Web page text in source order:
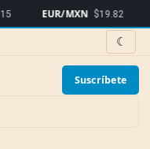
EUR/MXN $19.82
☾
Suscríbete